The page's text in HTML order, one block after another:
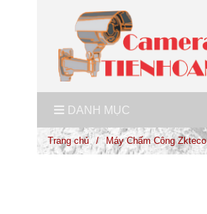
DANH MỤC
Trang chủ / Máy Chấm Công Zkteco